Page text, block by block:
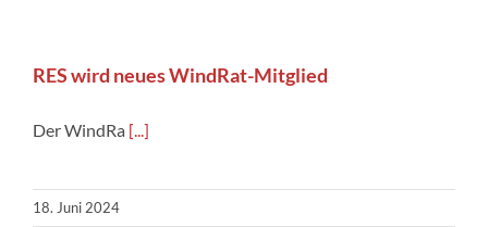
RES wird neues WindRat-Mitglied
Der WindRa [...]
18. Juni 2024